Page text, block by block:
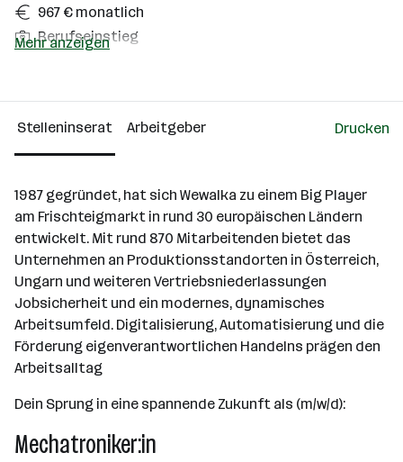
967 € monatlich
Berufseinstieg
Über das Unternehmen
501 - 2500 Mitarbeiter*innen
Mehr anzeigen
Stelleninserat Arbeitgeber Drucken
1987 gegründet, hat sich Wewalka zu einem Big Player
am Frischteigmarkt in rund 30 europäischen Ländern
entwickelt. Mit rund 870 Mitarbeitenden bietet das
Unternehmen an Produktionsstandorten in Österreich,
Ungarn und weiteren Vertriebsniederlassungen
Jobsicherheit und ein modernes, dynamisches
Arbeitsumfeld. Digitalisierung, Automatisierung und die
Förderung eigenverantwortlichen Handelns prägen den
Arbeitsalltag
Dein Sprung in eine spannende Zukunft als (m/w/d):
Mechatroniker:in